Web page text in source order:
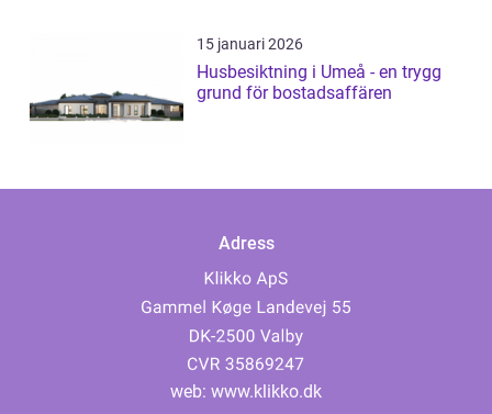
15 januari 2026
Husbesiktning i Umeå - en trygg
grund för bostadsaffären
Adress
web: www.klikko.dk